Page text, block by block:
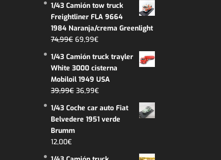
original
era:
26,00€.
actual
es:
22,00€.
1/43 Camión tow truck
Freightliner FLA 9664
1984 Naranja/crema Greenlight
74,99€ El
original
era:
74,99€.
69,99€
actual
es:
69,99€.
1/43 Camión truck trayler
White 3000 cisterna
Mobiloil 1949 USA
39,99€ El
original
era:
36,99€
actual
es:
1/43 Coche car auto Fiat
Belvedere 1951 verde
Brumm
12,00€